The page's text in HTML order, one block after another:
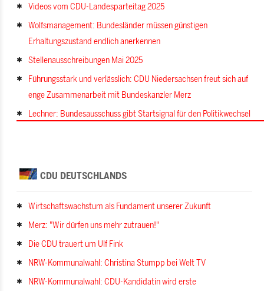
Videos vom CDU-Landesparteitag 2025
Wolfsmanagement: Bundesländer müssen günstigen
Erhaltungszustand endlich anerkennen
Stellenausschreibungen Mai 2025
Führungsstark und verlässlich: CDU Niedersachsen freut sich auf
enge Zusammenarbeit mit Bundeskanzler Merz
Lechner: Bundesausschuss gibt Startsignal für den Politikwechsel
CDU DEUTSCHLANDS
Wirtschaftswachstum als Fundament unserer Zukunft
Merz: "Wir dürfen uns mehr zutrauen!"
Die CDU trauert um Ulf Fink
NRW-Kommunalwahl: Christina Stumpp bei Welt TV
NRW-Kommunalwahl: CDU-Kandidatin wird erste